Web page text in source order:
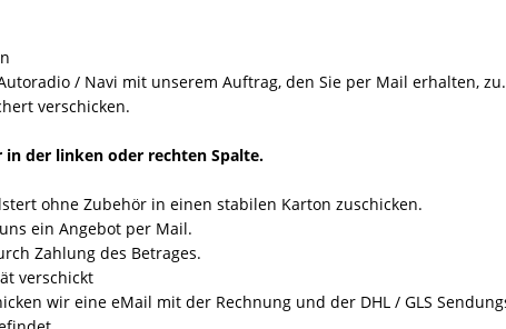
/ Navi mit unserem Auftrag, den Sie per Mail erhalten,
verschicken.
der linken oder rechten Spalte.
ohne Zubehör in einen stabilen Karton zuschicken.
ein Angebot per Mail.
Zahlung des Betrages.
verschickt
wir eine eMail mit der Rechnung und der DHL / GLS